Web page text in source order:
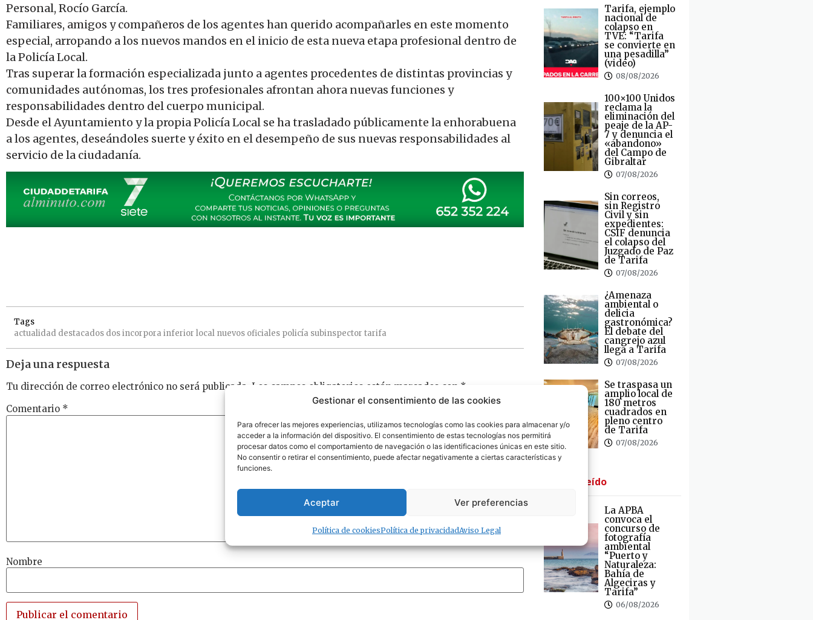
Gestionar el consentimiento de las cookies
Para ofrecer las mejores experiencias, utilizamos tecnologías como las cookies para almacenar y/o
acceder a la información del dispositivo. El consentimiento de estas tecnologías nos permitirá
procesar datos como el comportamiento de navegación o las identificaciones únicas en este sitio.
No consentir o retirar el consentimiento, puede afectar negativamente a ciertas características y
funciones.
Aceptar Ver preferencias
Política de cookiesPolítica de privacidadAviso Legal
Personal, Rocío García.
Familiares, amigos y compañeros de los agentes han querido acompañarles en este momento
especial, arropando a los nuevos mandos en el inicio de esta nueva etapa profesional dentro de
la Policía Local.
Tras superar la formación especializada junto a agentes procedentes de distintas provincias y
comunidades autónomas, los tres profesionales afrontan ahora nuevas funciones y
responsabilidades dentro del cuerpo municipal.
Desde el Ayuntamiento y la propia Policía Local se ha trasladado públicamente la enhorabuena
a los agentes, deseándoles suerte y éxito en el desempeño de sus nuevas responsabilidades al
servicio de la ciudadanía.
Tags
actualidad destacados dosincorpora inferior local nuevos oficiales policía subinspector tarifa
Deja una respuesta
Tu dirección de correo electrónico no será publicada. Los campos obligatorios están marcados con *
Comentario *
Nombre
Tarifa, ejemplo
nacional de
colapso en
TVE: “Tarifa
se convierte en
una pesadilla”
(video)
08/08/2026
100×100 Unidos
reclama la
eliminación del
peaje de la AP-
7 y denuncia el
«abandono»
del Campo de
Gibraltar
07/08/2026
Sin correos,
sin Registro
Civil y sin
expedientes:
CSIF denuncia
el colapso del
Juzgado de Paz
de Tarifa
07/08/2026
¿Amenaza
ambiental o
delicia
gastronómica?
El debate del
cangrejo azul
llega a Tarifa
07/08/2026
Se traspasa un
amplio local de
180 metros
cuadrados en
pleno centro
de Tarifa
07/08/2026
· Lo + Leído
La APBA
convoca el
concurso de
fotografía
ambiental
“Puerto y
Naturaleza:
Bahía de
Algeciras y
Tarifa”
06/08/2026